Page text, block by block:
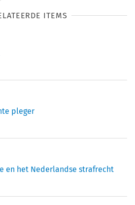
ITEMS
pleger
en het Nederlandse strafrecht